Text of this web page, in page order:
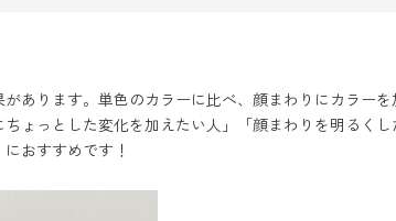
あります。単色のカラーに比べ、顔まわりにカラーを
ょっとした変化を加えたい人」「顔まわりを明るくし
おすすめです！